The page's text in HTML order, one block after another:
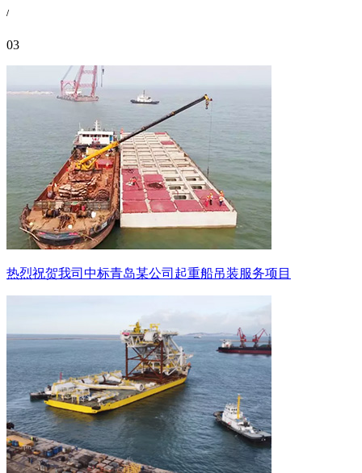
/
03
热烈祝贺我司中标青岛某公司起重船吊装服务项目